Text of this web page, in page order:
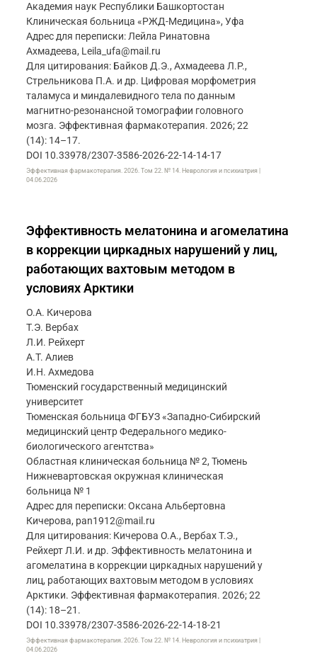
Академия наук Республики Башкортостан
Клиническая больница «РЖД-Медицина», Уфа
Адрес для переписки: Лейла Ринатовна
Ахмадеева, Leila_ufa@mail.ru
Для цитирования: Байков Д.Э., Ахмадеева Л.Р.,
Стрельникова П.А. и др. Цифровая морфометрия
таламуса и миндалевидного тела по данным
магнитно-резонансной томографии головного
мозга. Эффективная фармакотерапия. 2026; 22
(14): 14–17.
DOI 10.33978/2307-3586-2026-22-14-14-17
Эффективная фармакотерапия. 2026. Том 22. № 14. Неврология и психиатрия |
04.06.2026
Эффективность мелатонина и агомелатина
в коррекции циркадных нарушений у лиц,
работающих вахтовым методом в
условиях Арктики
О.А. Кичерова
Т.Э. Вербах
Л.И. Рейхерт
А.Т. Алиев
И.Н. Ахмедова
Тюменский государственный медицинский
университет
Тюменская больница ФГБУЗ «Западно-Сибирский
медицинский центр Федерального медико-
биологического агентства»
Областная клиническая больница № 2, Тюмень
Нижневартовская окружная клиническая
больница № 1
Адрес для переписки: Оксана Альбертовна
Кичерова, pan1912@mail.ru
Для цитирования: Кичерова О.А., Вербах Т.Э.,
Рейхерт Л.И. и др. Эффективность мелатонина и
агомелатина в коррекции циркадных нарушений у
лиц, работающих вахтовым методом в условиях
Арктики. Эффективная фармакотерапия. 2026; 22
(14): 18–21.
DOI 10.33978/2307-3586-2026-22-14-18-21
Эффективная фармакотерапия. 2026. Том 22. № 14. Неврология и психиатрия |
04.06.2026